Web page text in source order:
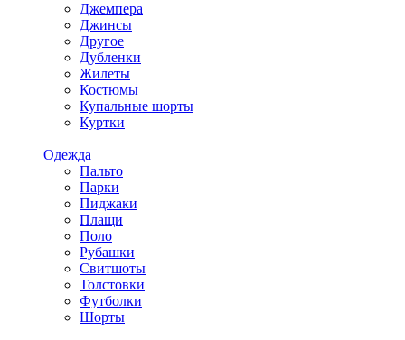
Джемпера
Джинсы
Другое
Дубленки
Жилеты
Костюмы
Купальные шорты
Куртки
Одежда
Пальто
Парки
Пиджаки
Плащи
Поло
Рубашки
Свитшоты
Толстовки
Футболки
Шорты